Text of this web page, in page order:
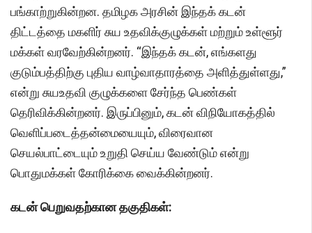
பங்காற்றுகின்றன. தமிழக அரசின் இந்தக் கடன்
திட்டத்தை மகளிர் சுய உதவிக்குழுக்கள் மற்றும் உள்ளூர்
மக்கள் வரவேற்கின்றனர். “இந்தக் கடன், எங்களது
குடும்பத்திற்கு புதிய வாழ்வாதாரத்தை அளித்துள்ளது,”
என்று சுயஉதவி குழுக்களை சேர்ந்த பெண்கள்
தெரிவிக்கின்றனர். இருப்பினும், கடன் விநியோகத்தில்
வெளிப்படைத்தன்மையையும், விரைவான
செயல்பாட்டையும் உறுதி செய்ய வேண்டும் என்று
பொதுமக்கள் கோரிக்கை வைக்கின்றனர்.
கடன் பெறுவதற்கான தகுதிகள்: